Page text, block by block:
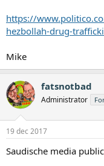
https://
hezbollah-drug-
Mike
fatsnotbad
Administrator
19 dec 2017
Saudische media